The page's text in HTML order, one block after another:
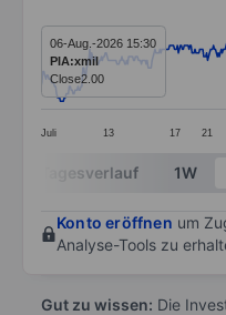
Line chart with 400
The chart has 1 X
The chart has 1 Y
Juli 13 17 21
06-Aug.-2026 15:30
PIA:xmil
Close2.00
End of interactive
Tagesverlauf 1W
Konto eröffnen um
Analyse-Tools zu
Gut zu wissen: Die